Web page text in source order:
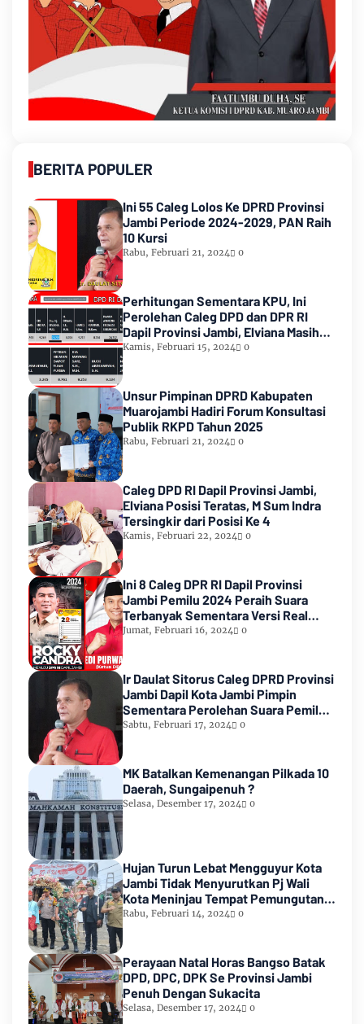
BERITA POPULER
Ini 55 Caleg Lolos Ke DPRD Provinsi
Jambi Periode 2024-2029, PAN Raih
10 Kursi
Rabu, Februari 21, 2024 0
Perhitungan Sementara KPU, Ini
Perolehan Caleg DPD dan DPR RI
Dapil Provinsi Jambi, Elviana Masih
Urutan Kedua Teratas
Kamis, Februari 15, 2024 0
Unsur Pimpinan DPRD Kabupaten
Muarojambi Hadiri Forum Konsultasi
Publik RKPD Tahun 2025
Rabu, Februari 21, 2024 0
Caleg DPD RI Dapil Provinsi Jambi,
Elviana Posisi Teratas, M Sum Indra
Tersingkir dari Posisi Ke 4
Kamis, Februari 22, 2024 0
Ini 8 Caleg DPR RI Dapil Provinsi
Jambi Pemilu 2024 Peraih Suara
Terbanyak Sementara Versi Real
Count KPU RI
Jumat, Februari 16, 2024 0
Ir Daulat Sitorus Caleg DPRD Provinsi
Jambi Dapil Kota Jambi Pimpin
Sementara Perolehan Suara Pemilu
2024
Sabtu, Februari 17, 2024 0
MK Batalkan Kemenangan Pilkada 10
Daerah, Sungaipenuh ?
Selasa, Desember 17, 2024 0
Hujan Turun Lebat Mengguyur Kota
Jambi Tidak Menyurutkan Pj Wali
Kota Meninjau Tempat Pemungutan
Suara Pemilu 2024
Rabu, Februari 14, 2024 0
Perayaan Natal Horas Bangso Batak
DPD, DPC, DPK Se Provinsi Jambi
Penuh Dengan Sukacita
Selasa, Desember 17, 2024 0